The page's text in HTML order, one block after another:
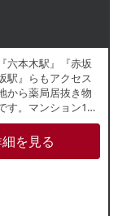
六本木駅』『赤坂
駅』らもアクセス
から薬局居抜き物
す。マンション1階
、並びでは寿司店
どの店舗が入居
ご相談も可能です
を見る